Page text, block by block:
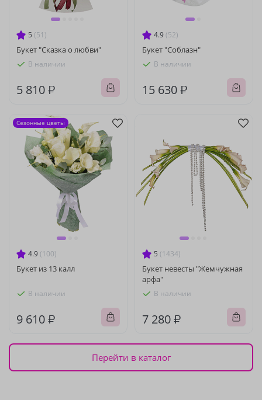
5 (51)
Букет "Сказка о любви"
В наличии
5 810 ₽
4.9 (52)
Букет "Соблазн"
В наличии
15 630 ₽
4.9 (100)
Букет из 13 калл
В наличии
9 610 ₽
Сезонные цветы
5 (1434)
Букет невесты "Жемчужная
арфа"
В наличии
7 280 ₽
Перейти в каталог